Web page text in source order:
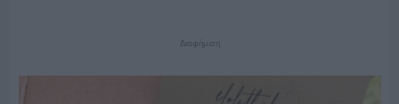
Διαφήμιση